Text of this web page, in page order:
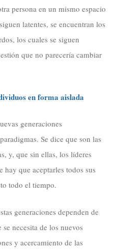
persona en un mismo espacio
latentes, se encuentran los
los cuales se siguen
que no parecería cambiar
en forma aislada
generaciones
Se dice que son las
y, que sin ellas, los líderes
hay que aceptarles todos sus
todo el tiempo.
generaciones dependen de
necesita de los nuevos
y acercamiento de las